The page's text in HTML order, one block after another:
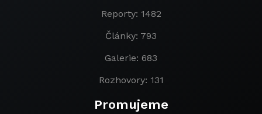
Reporty: 1482
Články: 793
Galerie: 683
Rozhovory: 131
Promujeme